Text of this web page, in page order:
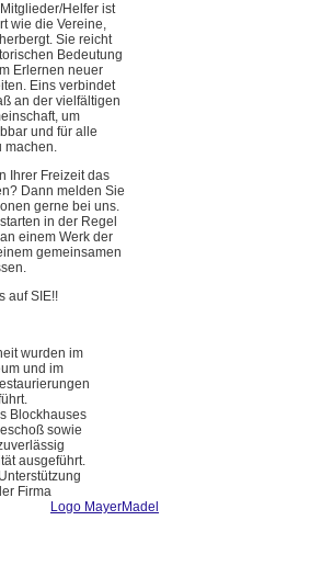
Helfer ist
wie die Vereine,
Sie reicht
Bedeutung
Erlernen neuer
Eins verbindet
an der vielfältigen
um
und für alle
machen.
Ihrer Freizeit das
Dann melden Sie
gerne bei uns.
in der Regel
einem Werk der
gemeinsamen
auf SIE!!
wurden im
und im
Blockhauses
sowie
ausgeführt.
Firma